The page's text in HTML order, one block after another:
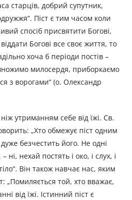
старців, добрий супутник,
Піст є тим часом коли
спосіб присвятити Богові,
Богові все своє життя, то
хоча б періоди постів –
милосердя, приборкаємо
з ворогами“ (о. Олександр
утриманням себе від їжі. Св.
„Хто обмежує піст одним
безчестить його. Не одні
ні, нехай постять і око, і слух, і
Він також навчає нас, яким
„Помиляється той, хто вважає,
від їжі. Істинний піст є